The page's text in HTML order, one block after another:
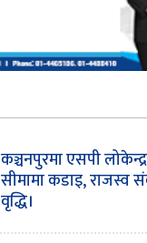
कञ्चनपुरमा एसपी
सीमामा कडाइ, राजस्व
वृद्धि।